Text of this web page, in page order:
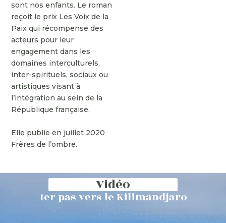
sont nos enfants. Le roman
reçoit le prix Les Voix de la
Paix qui récompense des
acteurs pour leur
engagement dans les
domaines interculturels,
inter-spirituels, sociaux ou
artistiques visant à
l’intégration au sein de la
République française.
Elle publie en juillet 2020
Frères de l’ombre.
Vidéo
1er pas vers le Kilimandjaro